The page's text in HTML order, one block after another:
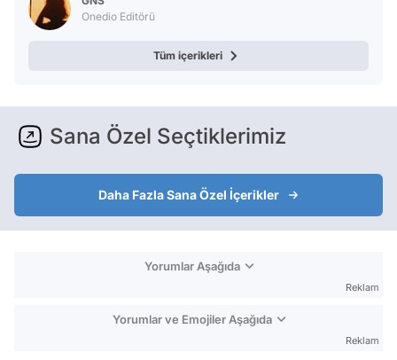
Onedio Editörü
Tüm içerikleri
Sana Özel Seçtiklerimiz
Daha Fazla Sana Özel İçerikler
Yorumlar Aşağıda
Reklam
Yorumlar ve Emojiler Aşağıda
Reklam